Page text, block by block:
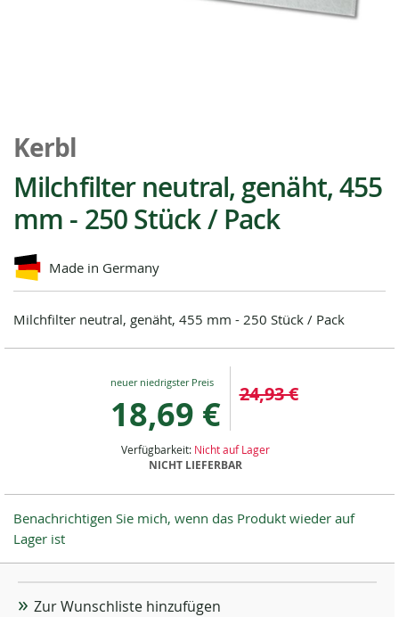
Anfang
der
Bildgalerie
springen
Kerbl
Milchfilter neutral, genäht, 455
mm - 250 Stück / Pack
Made in Germany
Milchfilter neutral, genäht, 455 mm - 250 Stück / Pack
Special
18,69 € 24,93 €
Verfügbarkeit: Nicht auf Lager
NICHT LIEFERBAR
Benachrichtigen Sie mich, wenn das Produkt wieder auf
Lager ist
Zur Wunschliste hinzufügen